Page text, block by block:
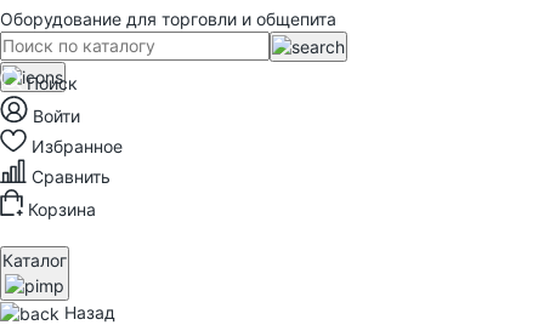
Оборудование для торговли и общепита
Поиск
Войти
Избранное
Сравнить
Корзина
Каталог
Назад